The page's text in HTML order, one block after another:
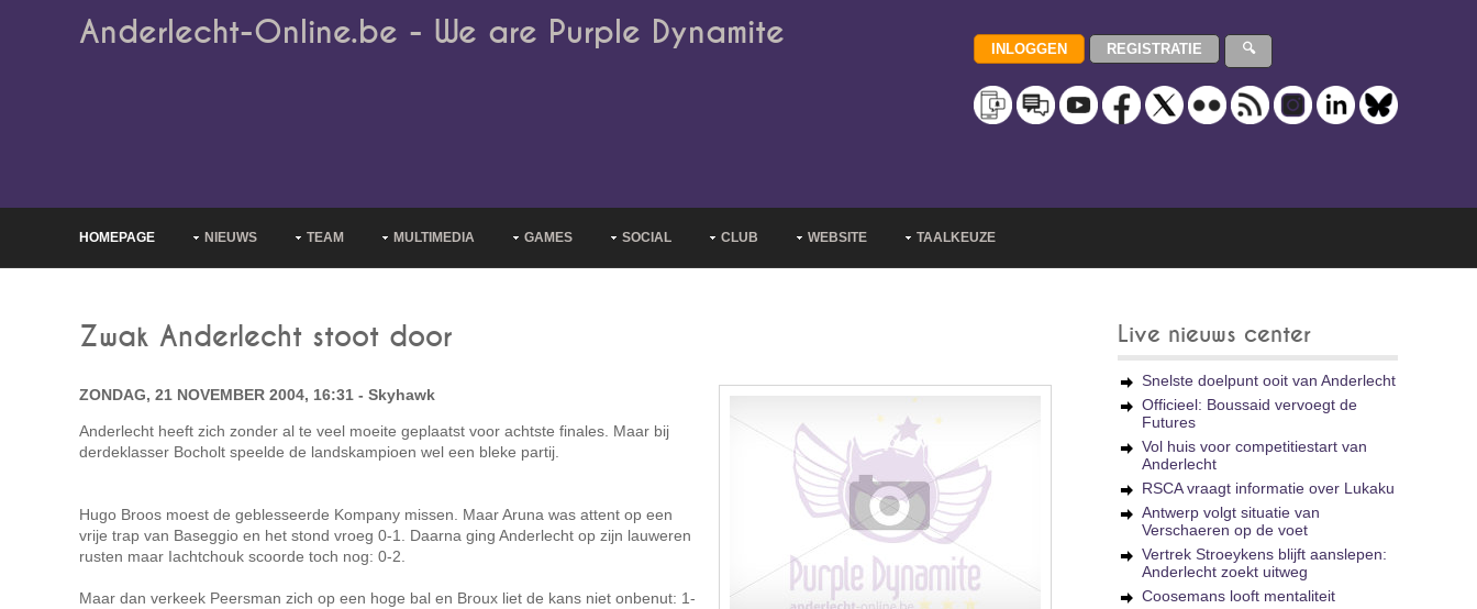
Anderlecht-Online.be - We are Purple Dynamite
HOMEPAGE NIEUWS TEAM MULTIMEDIA GAMES SOCIAL CLUB WEBSITE TAALKEUZE
Zwak Anderlecht stoot door
ZONDAG, 21 NOVEMBER 2004, 16:31 - Skyhawk
Anderlecht heeft zich zonder al te veel moeite geplaatst voor achtste finales. Maar bij
derdeklasser Bocholt speelde de landskampioen wel een bleke partij.
Hugo Broos moest de geblesseerde Kompany missen. Maar Aruna was attent op een
vrije trap van Baseggio en het stond vroeg 0-1. Daarna ging Anderlecht op zijn lauweren
rusten maar Iachtchouk scoorde toch nog: 0-2.
Maar dan verkeek Peersman zich op een hoge bal en Broux liet de kans niet onbenut: 1-
Live nieuws center
Snelste doelpunt ooit van Anderlecht
Officieel: Boussaid vervoegt de
Futures
Vol huis voor competitiestart van
Anderlecht
RSCA vraagt informatie over Lukaku
Antwerp volgt situatie van
Verschaeren op de voet
Vertrek Stroeykens blijft aanslepen:
Anderlecht zoekt uitweg
Coosemans looft mentaliteit